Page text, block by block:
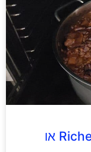
מתכון: ריטשרט טבעוני Richert או